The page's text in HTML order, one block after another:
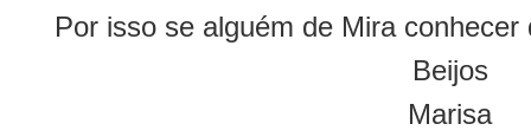
Por isso se alguém de Mira
Beijos
Marisa